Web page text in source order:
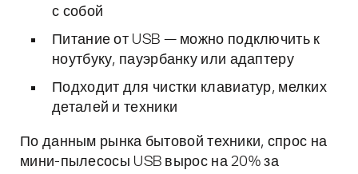
с собой
Питание от USB — можно подключить к
ноутбуку, пауэрбанку или адаптеру
Подходит для чистки клавиатур, мелких
деталей и техники
По данным рынка бытовой техники, спрос на
мини-пылесосы USB вырос на 20% за